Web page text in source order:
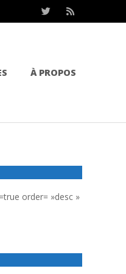
À PROPOS
order= »desc »